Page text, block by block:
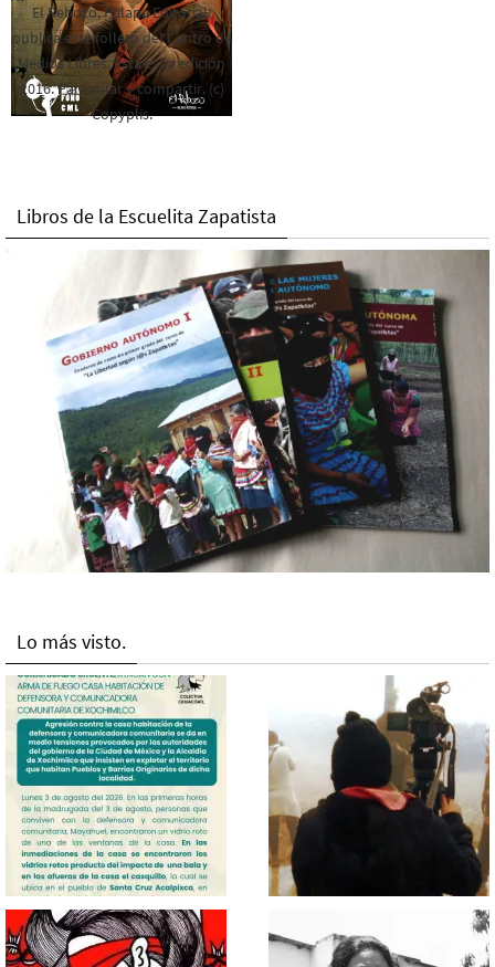
El Rebozo, Palapa Editorial,
publica este folleto del Centro de
Medios Libres. Esta es la edición
2016. Para rolar y compartir. (c)
Copyplis.
Libros de la Escuelita Zapatista
Lo más visto.